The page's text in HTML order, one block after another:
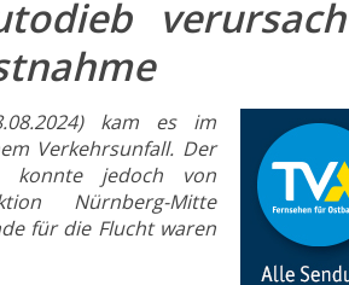
kam es im
Verkehrsunfall. Der
konnte jedoch von
Nürnberg-Mitte
für die Flucht waren